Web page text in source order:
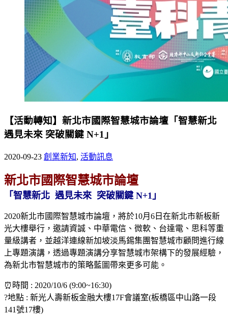
【活動轉知】新北市國際智慧城市論壇「智慧新北
遇見未來 突破關鍵 N+1」
2020-09-23 創業新知, 活動訊息
新北市國際智慧城市論壇
「智慧新北 遇見未來 突破關鍵 N+1」
2020新北市國際智慧城市論壇，將於10月6日在新北市新板新
光大樓舉行，邀請資誠、中華電信、微軟、台達電、思科等重
量級講者，並越洋連線新加坡淡馬錫集團智慧城市顧問進行線
上專題演講，透過專題演講分享智慧城市架構下的發展經驗，
為新北市智慧城市的策略藍圖帶來更多可能。
⏰時間 : 2020/10/6 (9:00~16:30)
?地點 : 新光人壽新板金融大樓17F會議室(板橋區中山路一段
141號17樓)